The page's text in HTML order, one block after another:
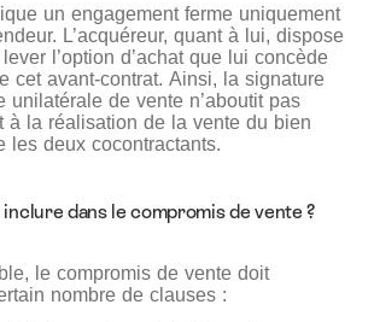
un engagement ferme uniquement
L’acquéreur, quant à lui, dispose
l’option d’achat que lui concède
cet avant-contrat. Ainsi, la signature
unilatérale de vente n’aboutit pas
à la réalisation de la vente du bien
les deux cocontractants.
dans le compromis de vente ?
le compromis de vente doit
nombre de clauses :